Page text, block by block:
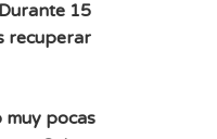
15
recuperar
muy pocas